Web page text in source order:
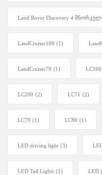
Land Rover Discovery 4
LandCruiser100 (1)
LandCruiser70 (1) LC100
LC200 (2) LC71 (2)
LC79 (1) LC80 (1)
LED driving light (3)
LED Tail Lights (1) LED